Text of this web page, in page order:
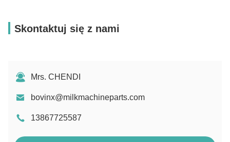
Skontaktuj się z nami
Mrs. CHENDI
bovinx@milkmachineparts.com
13867725587